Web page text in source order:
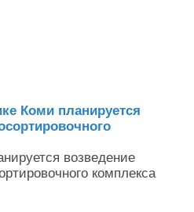
Коми планируется
возведение
комплекса